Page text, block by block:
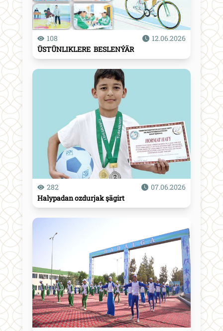
108
12.06.2026
ÜSTÜNLIKLERE BESLENÝÄR
282
07.06.2026
Halypadan ozdurjak şägirt